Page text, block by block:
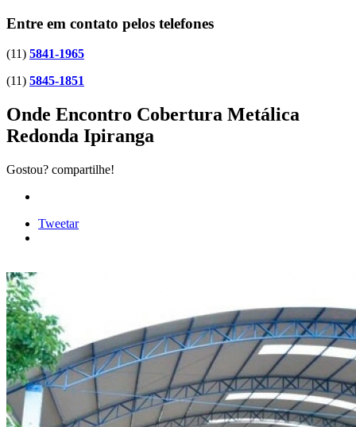
Entre em contato pelos telefones
(11) 5841-1965
(11) 5845-1851
Onde Encontro Cobertura Metálica
Redonda Ipiranga
Gostou? compartilhe!
Tweetar